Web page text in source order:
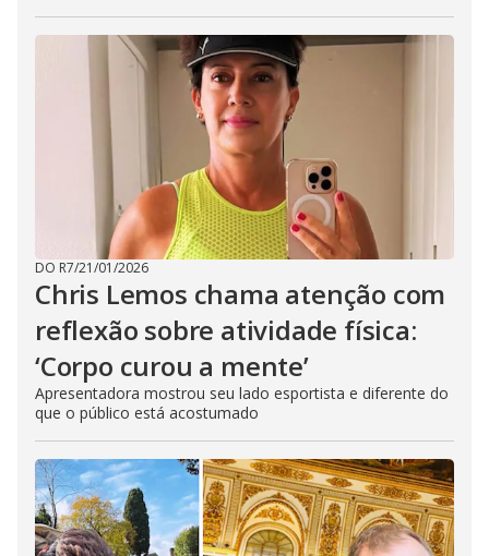
DO R7/21/01/2026
Chris Lemos chama atenção com
reflexão sobre atividade física:
‘Corpo curou a mente’
Apresentadora mostrou seu lado esportista e diferente do
que o público está acostumado